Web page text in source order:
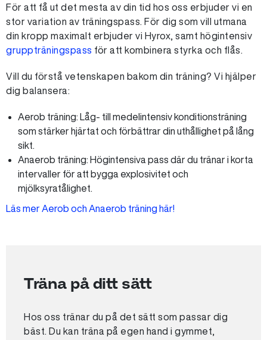
För att få ut det mesta av din tid hos oss erbjuder vi en
stor variation av träningspass. För dig som vill utmana
din kropp maximalt erbjuder vi Hyrox, samt högintensiv
gruppträningspass för att kombinera styrka och flås.
Vill du förstå vetenskapen bakom din träning? Vi hjälper
dig balansera:
Aerob träning: Låg- till medelintensiv konditionsträning
som stärker hjärtat och förbättrar din uthållighet på lång
sikt.
Anaerob träning: Högintensiva pass där du tränar i korta
intervaller för att bygga explosivitet och
mjölksyratålighet.
Läs mer Aerob och Anaerob träning här!
Träna på ditt sätt
Hos oss tränar du på det sätt som passar dig
bäst. Du kan träna på egen hand i gymmet,